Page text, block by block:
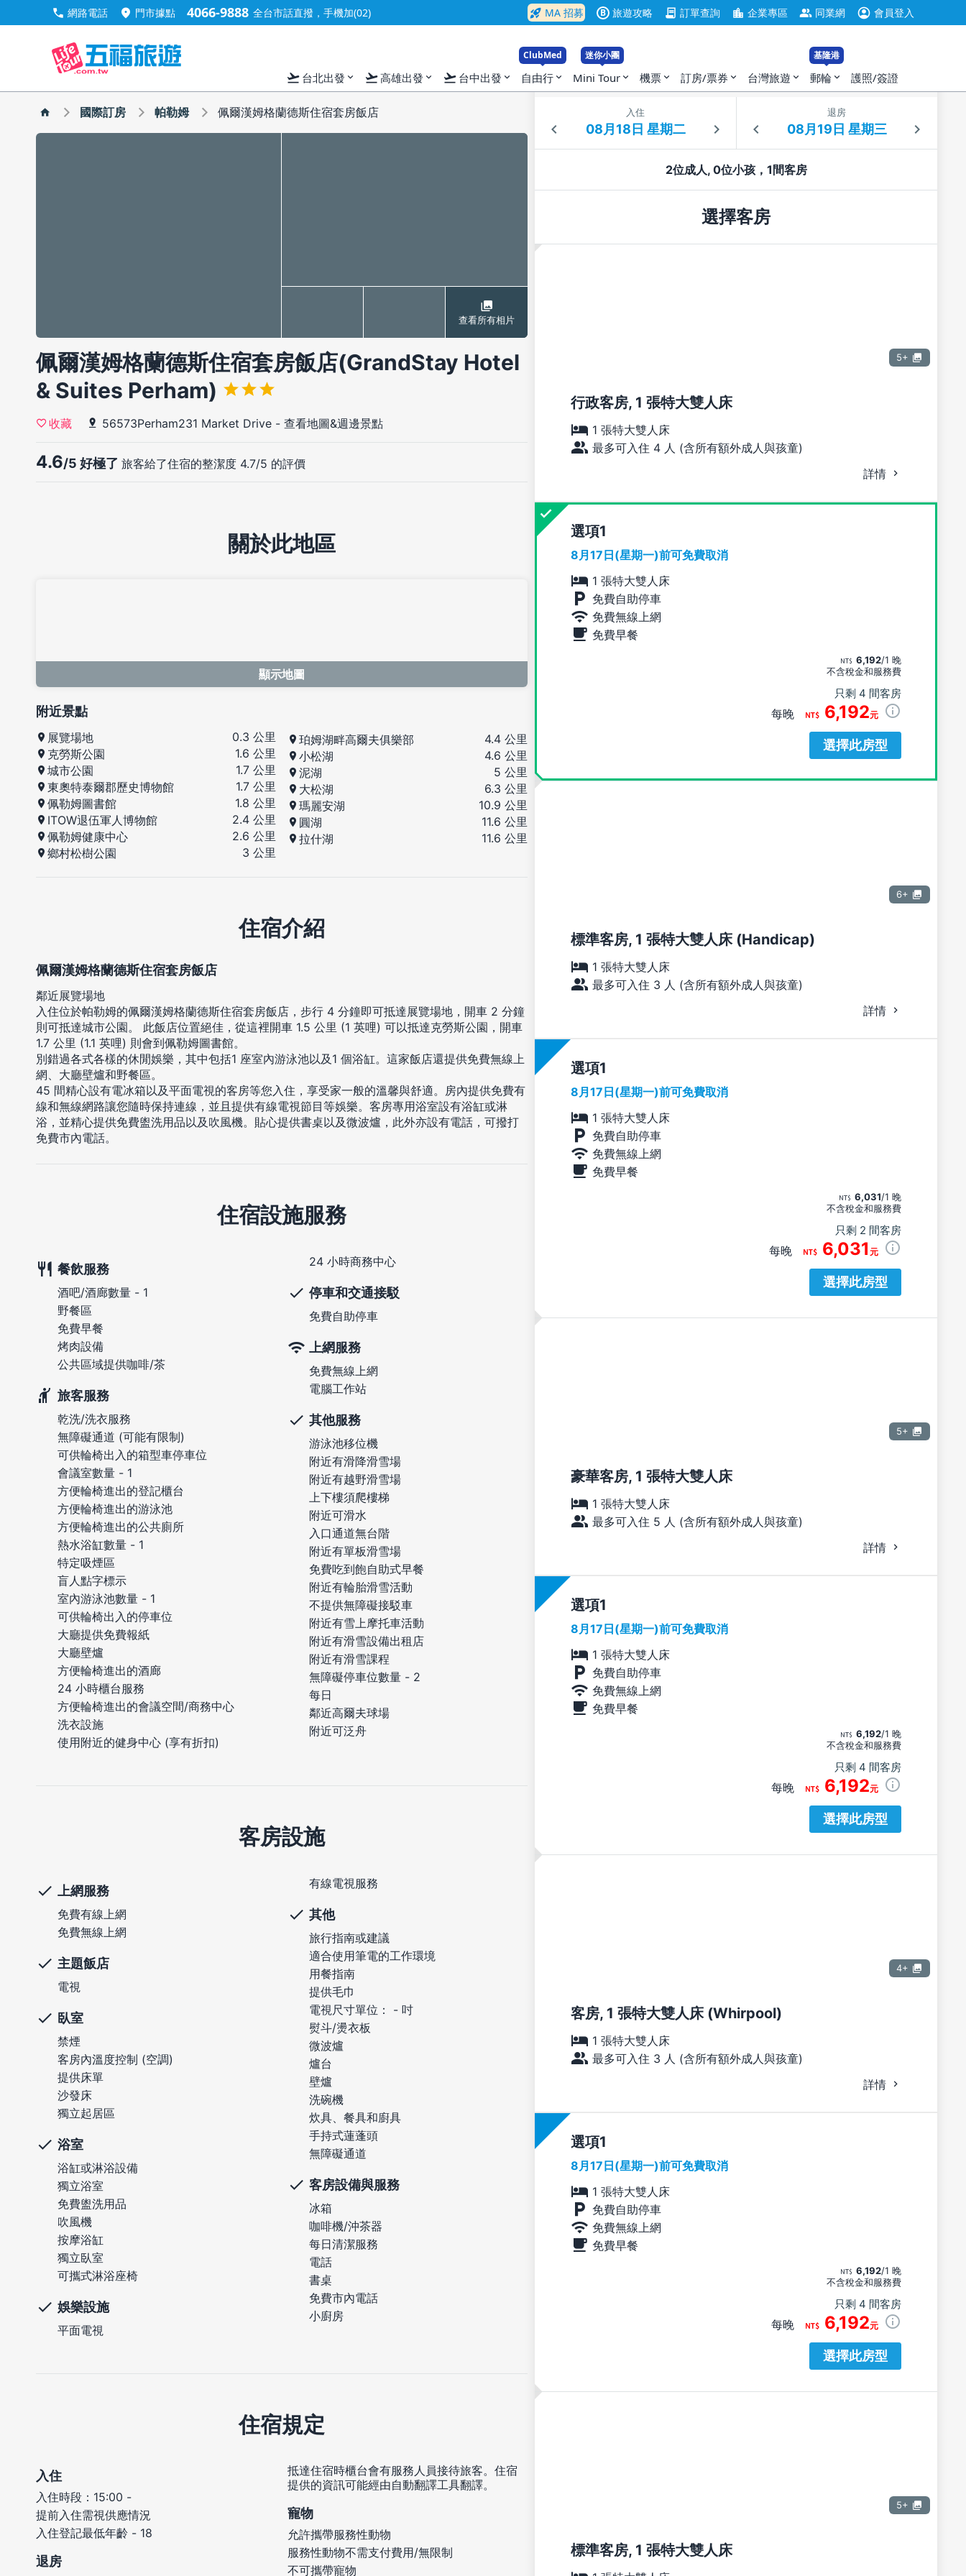
call 網路電話 location_on 門市據點 4066-9888 全台市話直撥，手機加(02) rocket_launch MA 招募 B 旅遊攻略 contract 訂單查詢 location_city 企業專區 group 同業網 account_circle 會員登入
flight_takeoff 台北出發 expand_more flight_takeoff高雄出發 expand_more flight_takeoff 台中出發 expand_more
ClubMed
自由行 expand_more
迷你小團
Mini Tour expand_more 機票 expand_more 訂房/票券 expand_more 台灣旅遊 expand_more
基隆港
郵輪 expand_more 護照/簽證
國際訂房 帕勒姆 佩爾漢姆格蘭德斯住宿套房飯店
查看所有相片
佩爾漢姆格蘭德斯住宿套房飯店(GrandStay Hotel
& Suites Perham)
收藏 56573Perham231 Market Drive - 查看地圖&週邊景點
4.6/5 好極了 旅客給了住宿的整潔度 4.7/5 的評價
入住 退房
2位成人, 0位小孩，1間客房
選擇客房
5+
行政客房, 1 張特大雙人床
1 張特大雙人床
最多可入住 4 人 (含所有額外成人與孩童)
詳情
選項
8月17日(星期一)前可免費取消
1 張特大雙人床
免費自助停車
免費無線上網
免費早餐
6,192/1 晚
不含稅金和服務費
只剩 4 間客房
每晚 6,192元
選擇此房型
6+
標準客房, 1 張特大雙人床 (Handicap)
1 張特大雙人床
最多可入住 3 人 (含所有額外成人與孩童)
詳情
選項
8月17日(星期一)前可免費取消
1 張特大雙人床
免費自助停車
免費無線上網
免費早餐
6,031/1 晚
不含稅金和服務費
只剩 2 間客房
每晚 6,031 元
選擇此房型
5+
豪華客房, 1 張特大雙人床
1 張特大雙人床
最多可入住 5 人 (含所有額外成人與孩童)
詳情
選項
8月17日(星期一)前可免費取消
1 張特大雙人床
免費自助停車
免費無線上網
免費早餐
6,192/1 晚
不含稅金和服務費
只剩 4 間客房
每晚 6,192元
選擇此房型
4+
客房, 1 張特大雙人床 (Whirpool)
1 張特大雙人床
最多可入住 3 人 (含所有額外成人與孩童)
詳情
選項
8月17日(星期一)前可免費取消
1 張特大雙人床
免費自助停車
免費無線上網
免費早餐
6,192/1 晚
不含稅金和服務費
只剩 4 間客房
每晚 6,192元
選擇此房型
5+
標準客房, 1 張特大雙人床
關於此地區
顯示地圖
附近景點
展覽場地
0.3 公里
克勞斯公園
1.6 公里
城市公園
1.7 公里
東奧特泰爾郡歷史博物館
1.7 公里
佩勒姆圖書館
1.8 公里
ITOW退伍軍人博物館
2.4 公里
佩勒姆健康中心
2.6 公里
鄉村松樹公園
3 公里
珀姆湖畔高爾夫俱樂部
4.4 公里
小松湖
4.6 公里
泥湖
5 公里
大松湖
6.3 公里
瑪麗安湖
10.9 公里
圓湖
11.6 公里
拉什湖
11.6 公里
住宿介紹
佩爾漢姆格蘭德斯住宿套房飯店
鄰近展覽場地
入住位於帕勒姆的佩爾漢姆格蘭德斯住宿套房飯店，步行 4 分鐘即可抵達展覽場地，開車 2 分鐘
則可抵達城市公園。 此飯店位置絕佳，從這裡開車 1.5 公里 (1 英哩) 可以抵達克勞斯公園，開車
1.7 公里 (1.1 英哩) 則會到佩勒姆圖書館。
別錯過各式各樣的休閒娛樂，其中包括1 座室內游泳池以及1 個浴缸。這家飯店還提供免費無線上
網、大廳壁爐和野餐區。
45 間精心設有電冰箱以及平面電視的客房等您入住，享受家一般的溫馨與舒適。房內提供免費有
線和無線網路讓您隨時保持連線，並且提供有線電視節目等娛樂。客房專用浴室設有浴缸或淋
浴，並精心提供免費盥洗用品以及吹風機。貼心提供書桌以及微波爐，此外亦設有電話，可撥打
免費市內電話。
住宿設施服務
餐飲服務
酒吧/酒廊數量 - 1
野餐區
免費早餐
烤肉設備
公共區域提供咖啡/茶
旅客服務
乾洗/洗衣服務
無障礙通道 (可能有限制)
可供輪椅出入的箱型車停車位
會議室數量 - 1
方便輪椅進出的登記櫃台
方便輪椅進出的游泳池
方便輪椅進出的公共廁所
熱水浴缸數量 - 1
特定吸煙區
盲人點字標示
室內游泳池數量 - 1
可供輪椅出入的停車位
大廳提供免費報紙
大廳壁爐
方便輪椅進出的酒廊
24 小時櫃台服務
方便輪椅進出的會議空間/商務中心
洗衣設施
使用附近的健身中心 (享有折扣)
24 小時商務中心
停車和交通接駁
免費自助停車
上網服務
免費無線上網
電腦工作站
其他服務
游泳池移位機
附近有滑降滑雪場
附近有越野滑雪場
上下樓須爬樓梯
附近可滑水
入口通道無台階
附近有單板滑雪場
免費吃到飽自助式早餐
附近有輪胎滑雪活動
不提供無障礙接駁車
附近有雪上摩托車活動
附近有滑雪設備出租店
附近有滑雪課程
無障礙停車位數量 - 2
每日
鄰近高爾夫球場
附近可泛舟
客房設施
上網服務
免費有線上網
免費無線上網
主題飯店
電視
臥室
禁煙
客房內溫度控制 (空調)
提供床單
沙發床
獨立起居區
浴室
浴缸或淋浴設備
獨立浴室
免費盥洗用品
吹風機
按摩浴缸
獨立臥室
可攜式淋浴座椅
娛樂設施
平面電視
有線電視服務
其他
旅行指南或建議
適合使用筆電的工作環境
用餐指南
提供毛巾
電視尺寸單位： - 吋
熨斗/燙衣板
微波爐
爐台
壁爐
洗碗機
炊具、餐具和廚具
手持式蓮蓬頭
無障礙通道
客房設備與服務
冰箱
咖啡機/沖茶器
每日清潔服務
電話
書桌
免費市內電話
小廚房
住宿規定
入住
入住時段：15:00 -
提前入住需視供應情況
入住登記最低年齡 - 18
退房
抵達住宿時櫃台會有服務人員接待旅客。住宿
提供的資訊可能經由自動翻譯工具翻譯。
寵物
允許攜帶服務性動物
服務性動物不需支付費用/無限制
不可攜帶寵物